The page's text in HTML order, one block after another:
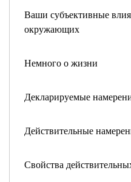
Ваши субъективные
окружающих
Немного о жизни
Декларируемые
Действительные
Свойства